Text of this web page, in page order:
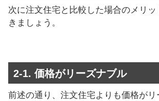
次に注文住宅と比較した場合のメリ
きましょう。
2-1. 価格がリーズナブル
前述の通り、注文住宅よりも価格が